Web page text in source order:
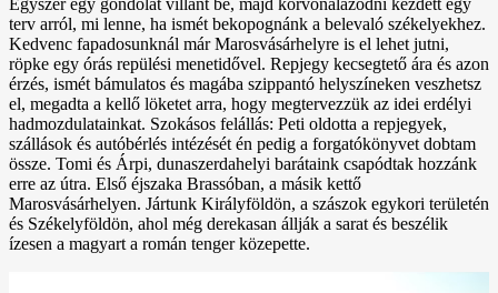
terv arról, mi lenne, ha ismét bekopognánk a belevaló székelyekhez.
Kedvenc fapadosunknál már Marosvásárhelyre is el lehet jutni,
röpke egy órás repülési menetidővel. Repjegy kecsegtető ára és azon
érzés, ismét bámulatos és magába szippantó helyszíneken veszhetsz
el, megadta a kellő löketet arra, hogy megtervezzük az idei erdélyi
hadmozdulatainkat. Szokásos felállás: Peti oldotta a repjegyek,
szállások és autóbérlés intézését én pedig a forgatókönyvet dobtam
össze. Tomi és Árpi, dunaszerdahelyi barátaink csapódtak hozzánk
erre az útra. Első éjszaka Brassóban, a másik kettő
Marosvásárhelyen. Jártunk Királyföldön, a szászok egykori területén
és Székelyföldön, ahol még derekasan állják a sarat és beszélik
ízesen a magyart a román tenger közepette.